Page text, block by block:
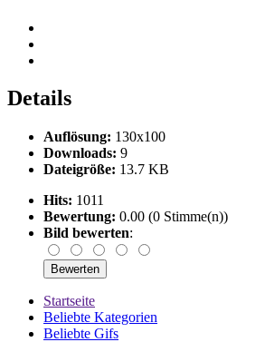
Details
Auflösung: 130x100
Downloads: 9
Dateigröße: 13.7 KB
Hits: 1011
Bewertung: 0.00 (0 Stimme(n))
Bild bewerten:
Startseite
Beliebte Kategorien
Beliebte Gifs